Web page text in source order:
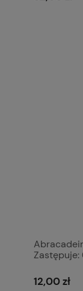
Zastępuje:
12,00 zł